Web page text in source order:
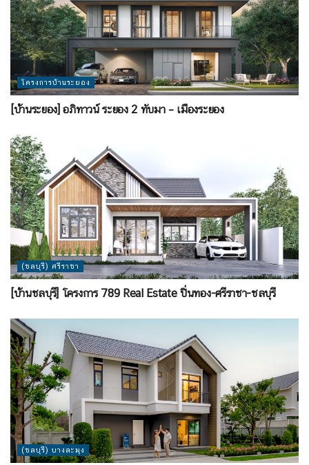
โครงการบ้านระยอง
[บ้านระยอง] อภิทาวน์ ระยอง 2 ทับมา – เมืองระยอง
(ชลบุรี) ศรีราชา
[บ้านชลบุรี] โครงการ 789 Real Estate ปิ่นทอง-ศรีราชา-ชลบุรี
(ชลบุรี) บางละมุง